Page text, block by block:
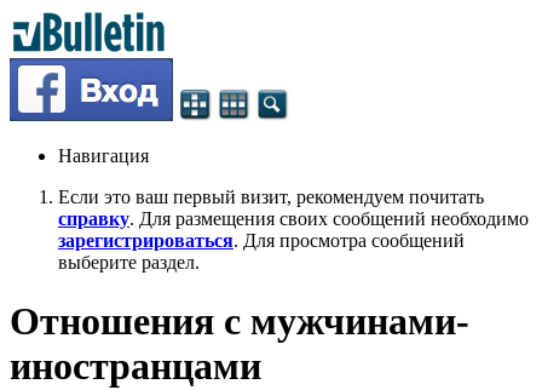
Навигация
Если это ваш первый визит, рекомендуем почитать
справку. Для размещения своих сообщений необходимо
зарегистрироваться. Для просмотра сообщений
выберите раздел.
Отношения с мужчинами-
иностранцами